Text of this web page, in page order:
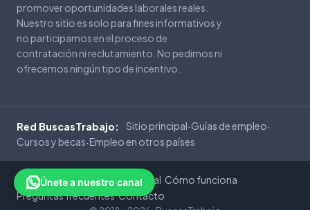
promover oportunidades laborales reales.
Nuestro sitio es solo para fines informativos y
no participamos en el proceso de
contratación ni reclutamiento. No pedimos ni
ofrecemos ningún tipo de incentivo.
Red BuscasTrabajo: Sitio principal·Guías de empleo·
Cursos y becas·Empleo en otros países
Privacidad· Cookies·Aviso Legal·Cómo funciona·
Preguntas frecuentes·Contacto
Únete a nuestro canal